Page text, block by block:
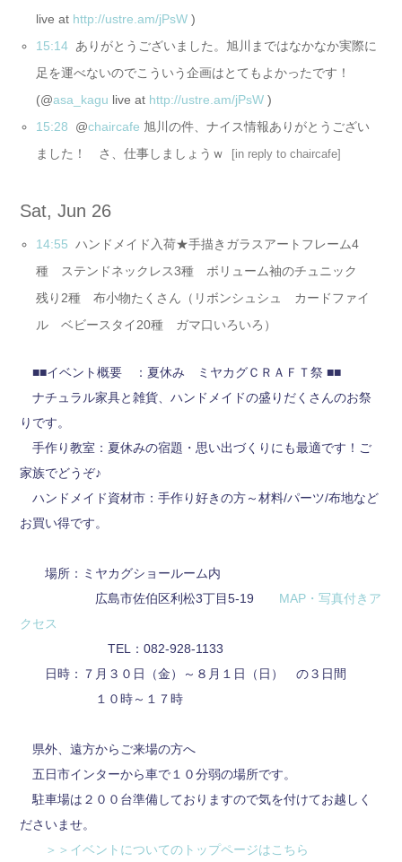
live at http://ustre.am/jPsW )
15:14 ありがとうございました。旭川まではなかなか実際に
足を運べないのでこういう企画はとてもよかったです！
(@asa_kagu live at http://ustre.am/jPsW )
15:28
@chaircafe 旭川の件、ナイス情報ありがとうござい
ました！ さ、仕事しましょうｗ
[in reply to chaircafe]
Sat, Jun 26
14:55 ハンドメイド入荷★手描きガラスアートフレーム4
種 ステンドネックレス3種 ボリューム袖のチュニック
残り2種 布小物たくさん（リボンシュシュ カードファイ
ル ベビースタイ20種 ガマ口いろいろ）
■■イベント概要 ：夏休み ミヤカグＣＲＡＦＴ祭 ■■
ナチュラル家具と雑貨、ハンドメイドの盛りだくさんのお祭
りです。
手作り教室：夏休みの宿題・思い出づくりにも最適です！ご
家族でどうぞ♪
ハンドメイド資材市：手作り好きの方～材料/パーツ/布地など
お買い得です。
場所：ミヤカグショールーム内
広島市佐伯区利松3丁目5-19
MAP・写真付きア
クセス
TEL：082-928-1133
日時：７月３０日（金）～８月１日（日） の３日間
１０時～１７時
県外、遠方からご来場の方へ
五日市インターから車で１０分弱の場所です。
駐車場は２００台準備しておりますので気を付けてお越しく
ださいませ。
＞＞イベントについてのトップページはこちら